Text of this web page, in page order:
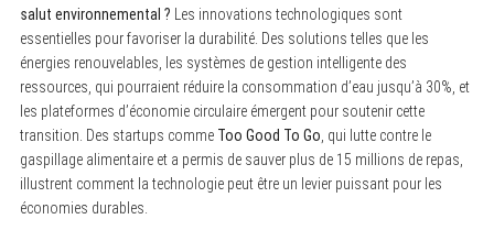
salut environnemental ? Les innovations technologiques sont
essentielles pour favoriser la durabilité. Des solutions telles que les
énergies renouvelables, les systèmes de gestion intelligente des
ressources, qui pourraient réduire la consommation d’eau jusqu’à 30%, et
les plateformes d’économie circulaire émergent pour soutenir cette
transition. Des startups comme Too Good To Go , qui lutte contre le
gaspillage alimentaire et a permis de sauver plus de 15 millions de repas,
illustrent comment la technologie peut être un levier puissant pour les
économies durables.